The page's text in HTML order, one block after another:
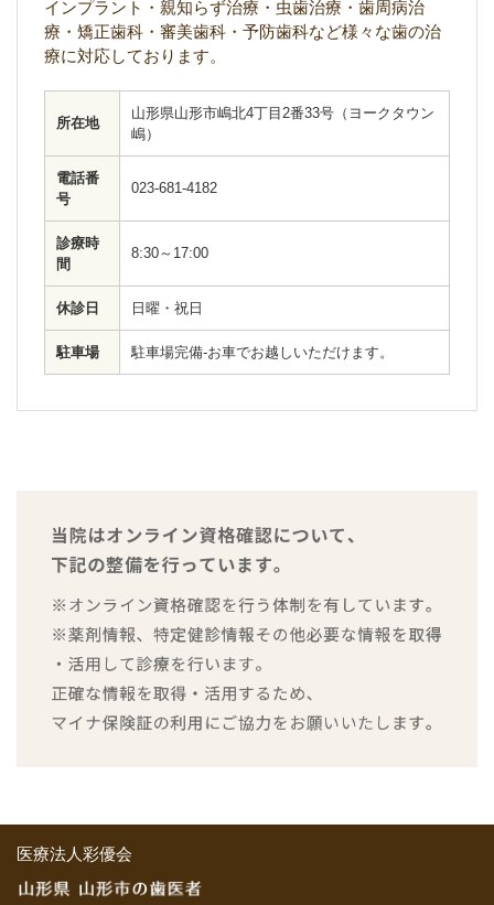
インプラント・親知らず治療・虫歯治療・歯周病治
療・矯正歯科・審美歯科・予防歯科など様々な歯の治
療に対応しております。
所在地
山形県山形市嶋北4丁目2番33号（ヨークタウン
嶋）
電話番
号
023-681-4182
診療時
間
8:30～17:00
休診日 日曜・祝日
駐車場 駐車場完備-お車でお越しいただけます。
医療法人彩優会